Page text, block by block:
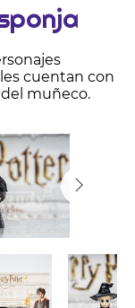
cuentan con
muñeco.